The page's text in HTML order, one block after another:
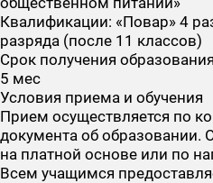
Квалификации: «Повар» 4
разряда (после 11 классов)
Срок получения
5 мес
Условия приема и обучения
Прием осуществляется по
документа об образовании.
на платной основе или по
Всем учащимся